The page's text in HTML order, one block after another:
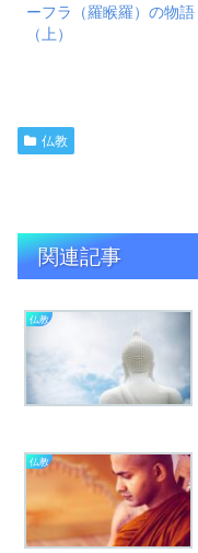
ーフラ（羅睺羅）の物語
（上）
仏教
関連記事
仏教
仏教